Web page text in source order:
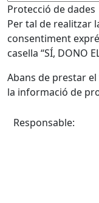
Protecció de dades
Per tal de realitzar
consentiment
casella “SÍ, DONO
Abans de prestar
la informació de
Responsable: